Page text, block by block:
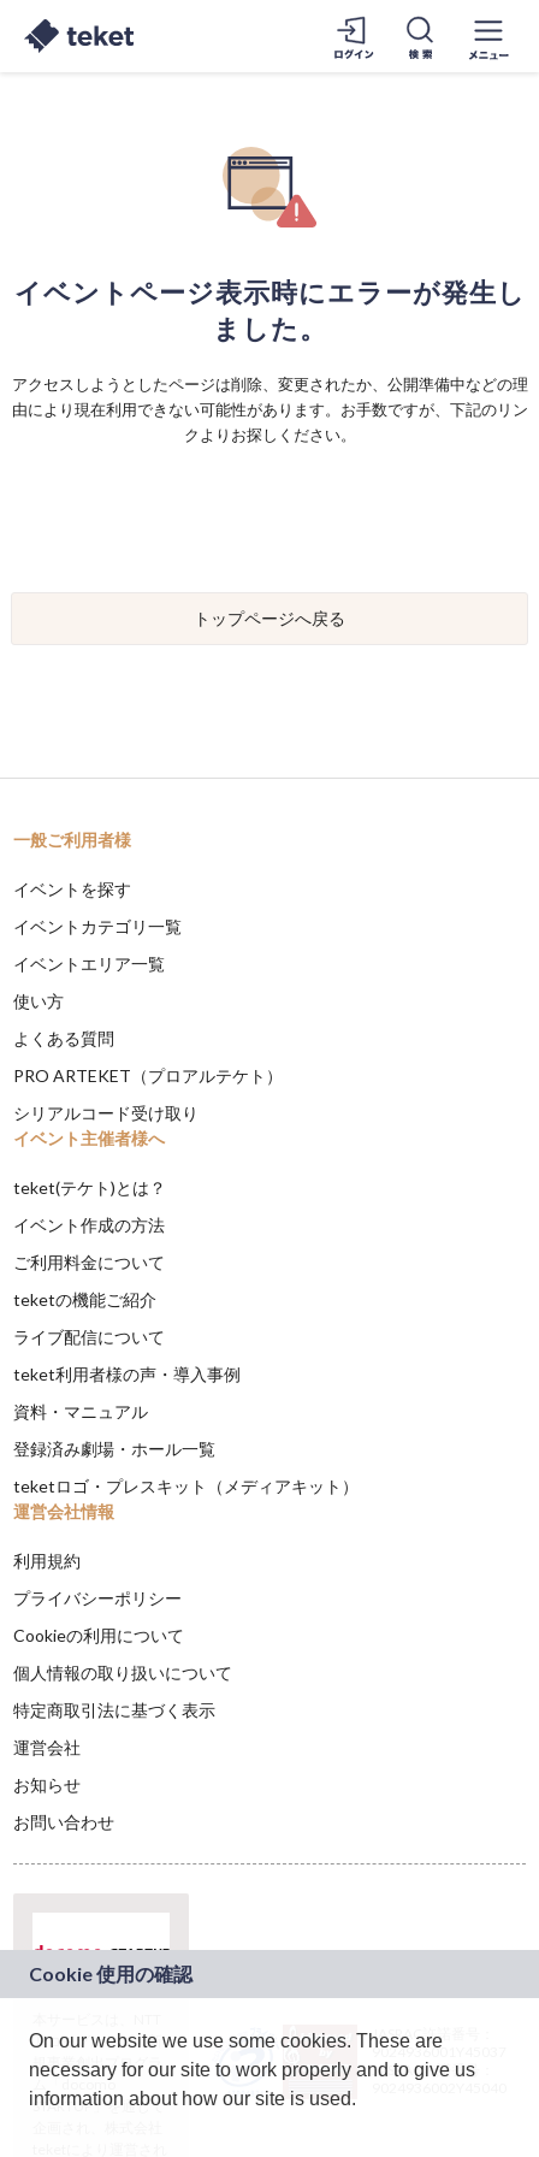
イベントページ表示時にエラーが発生し
ました。
アクセスしようとしたページは削除、変更されたか、公開準備中などの理
由により現在利用できない可能性があります。お手数ですが、下記のリン
クよりお探しください。
トップページへ戻る
一般ご利用者様
イベントを探す
イベントカテゴリ一覧
イベントエリア一覧
使い方
よくある質問
PRO ARTEKET（プロアルテケト）
シリアルコード受け取り
イベント主催者様へ
teket(テケト)とは？
イベント作成の方法
ご利用料金について
teketの機能ご紹介
ライブ配信について
teket利用者様の声・導入事例
資料・マニュアル
登録済み劇場・ホール一覧
teketロゴ・プレスキット（メディアキット）
運営会社情報
利用規約
プライバシーポリシー
Cookieの利用について
個人情報の取り扱いについて
特定商取引法に基づく表示
運営会社
お知らせ
お問い合わせ
ドコモグループの新
規事業創出プログラ
ム「docomo
STARTUP」を通じて
JASRAC許諾番号：
9024936001Y45037
JASRAC許諾番号：
On our website we use some cookies. These are
necessary for our site to work properly and to give us
information about how our site is used.